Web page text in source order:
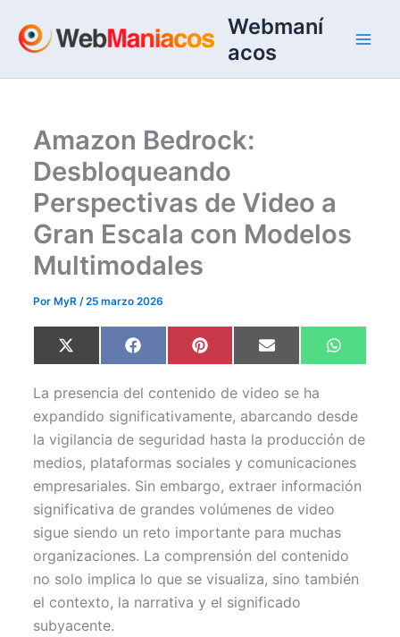
contenido
Webmaní
acos
Amazon Bedrock:
Desbloqueando
Perspectivas de Video a
Gran Escala con Modelos
Multimodales
Por MyR/25 marzo 2026
Compartir
en
X
(
w
i
t
t
e
)
Compartir
en
F
a
e
b
o
o
k
Compartir
en
P
i
t
e
r
e
s
Compartir
en
E
m
i
l
en
W
h
A
p
p
La presencia del contenido de video se ha
expandido significativamente, abarcando desde
la vigilancia de seguridad hasta la producción de
medios, plataformas sociales y comunicaciones
empresariales. Sin embargo, extraer información
significativa de grandes volúmenes de video
sigue siendo un reto importante para muchas
organizaciones. La comprensión del contenido
no solo implica lo que se visualiza, sino también
el contexto, la narrativa y el significado
subyacente.